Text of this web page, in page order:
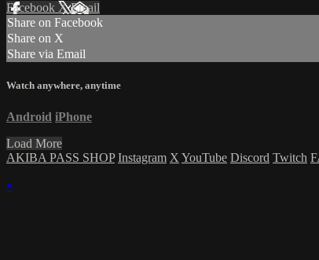
Facebook XEmail
Share on Facebook
Share on X
Share via Email
Watch anywhere, anytime
Android iPhone
Load More
AKIBA PASS SHOP Instagram X YouTube Discord Twitch
×